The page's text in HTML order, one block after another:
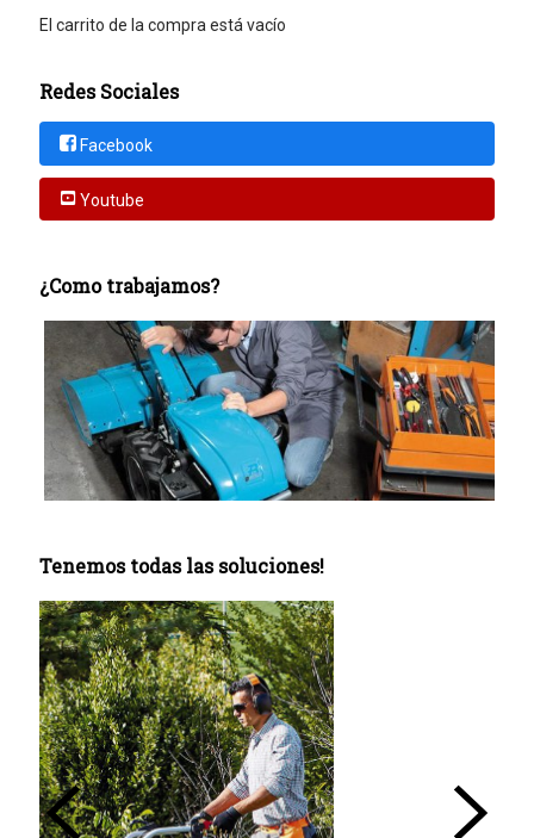
El carrito de la compra está vacío
Redes Sociales
Facebook
Youtube
¿Como trabajamos?
Tenemos todas las soluciones!